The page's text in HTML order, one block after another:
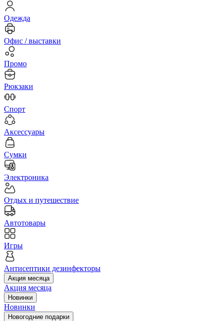
Одежда
Офис / выставки
Промо
Рюкзаки
Спорт
Аксессуары
Сумки
Электроника
Отдых и путешествие
Автотовары
Игры
Антисептики дезинфекторы
Акция месяца
Акция месяца
Новинки
Новинки
Новогодние подарки